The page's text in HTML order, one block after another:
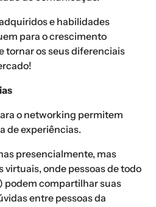
e habilidades
para o crescimento
tornar os seus diferenciais
o networking permitem
de experiências.
presencialmente, mas
onde pessoas de todo
podem compartilhar suas
entre pessoas da